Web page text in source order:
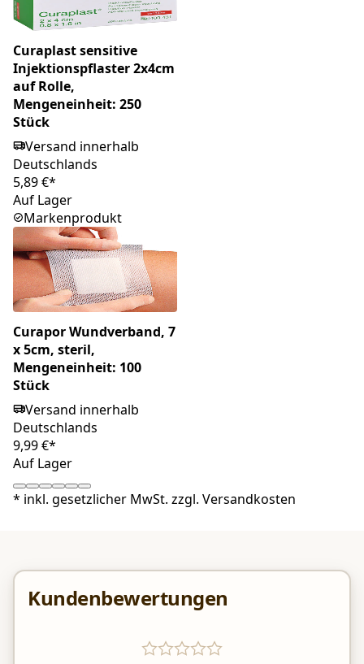
Curaplast sensitive
Injektionspflaster 2x4cm
auf Rolle,
Mengeneinheit: 250
Stück
Versand innerhalb
Deutschlands
5,89 €*
Auf Lager
Markenprodukt
Curapor Wundverband, 7
x 5cm, steril,
Mengeneinheit: 100
Stück
Versand innerhalb
Deutschlands
9,99 €*
Auf Lager
* inkl. gesetzlicher MwSt. zzgl. Versandkosten
Kundenbewertungen